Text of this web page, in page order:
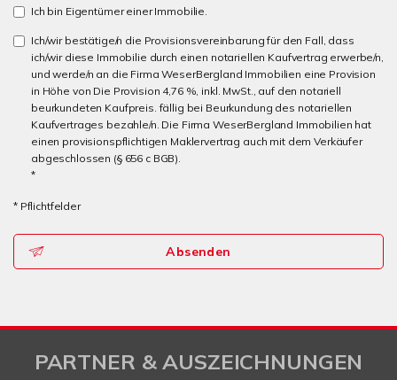
Ich bin Eigentümer einer Immobilie.
Ich/wir bestätige/n die Provisionsvereinbarung für den Fall, dass
ich/wir diese Immobilie durch einen notariellen Kaufvertrag erwerbe/n,
und werde/n an die Firma WeserBergland Immobilien eine Provision
in Höhe von Die Provision 4,76 %, inkl. MwSt., auf den notariell
beurkundeten Kaufpreis. fällig bei Beurkundung des notariellen
Kaufvertrages bezahle/n. Die Firma WeserBergland Immobilien hat
einen provisionspflichtigen Maklervertrag auch mit dem Verkäufer
abgeschlossen (§ 656 c BGB).
*
* Pflichtfelder
Absenden
PARTNER & AUSZEICHNUNGEN